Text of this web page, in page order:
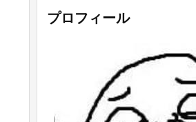
プロフィール